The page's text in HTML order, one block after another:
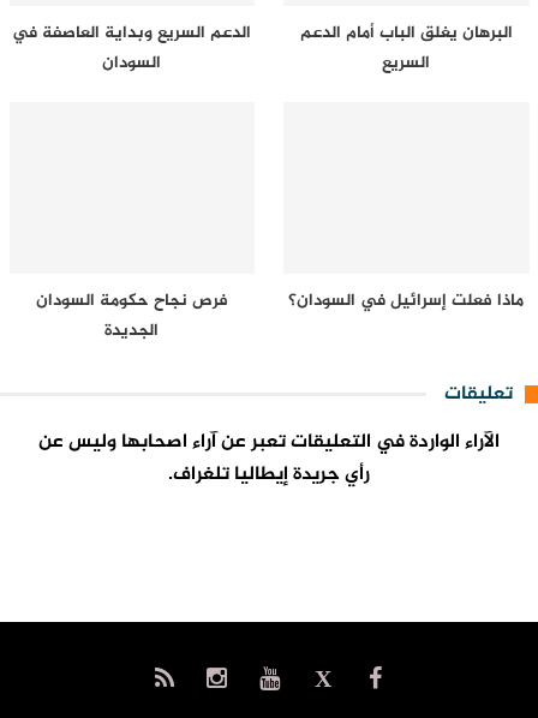
البرهان يغلق الباب أمام الدعم
السريع
الدعم السريع وبداية العاصفة في
السودان
ماذا فعلت إسرائيل في السودان؟
فرص نجاح حكومة السودان
الجديدة
تعليقات
الآراء الواردة في التعليقات تعبر عن آراء اصحابها وليس عن
رأي جريدة إيطاليا تلغراف.